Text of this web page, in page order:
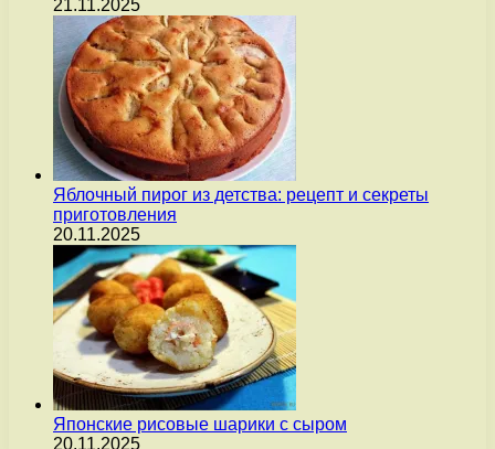
21.11.2025
Яблочный пирог из детства: рецепт и секреты
приготовления
20.11.2025
Японские рисовые шарики с сыром
20.11.2025